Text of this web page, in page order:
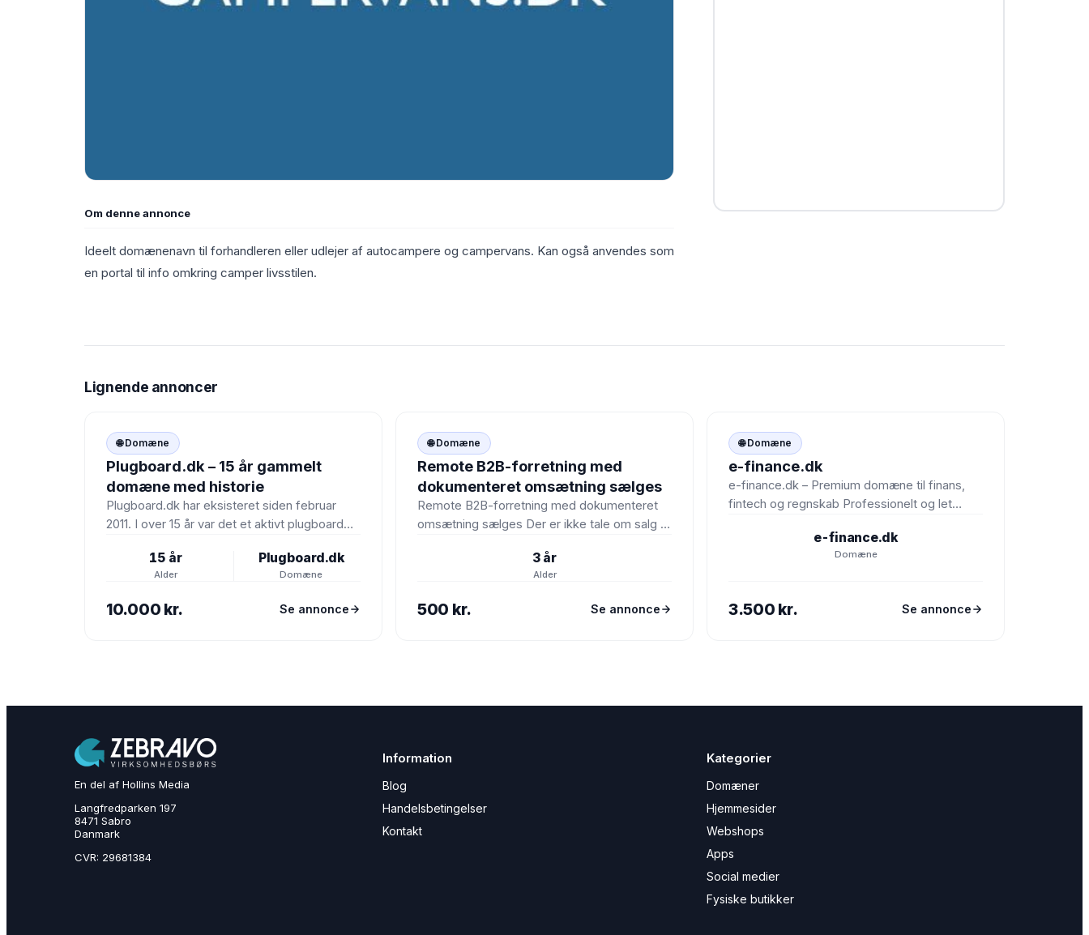
Om denne annonce
Ideelt domænenavn til forhandleren eller udlejer af autocampere og campervans. Kan også anvendes som
en portal til info omkring camper livsstilen.
Lignende annoncer
🌐 🌐 Domæne
Plugboard.dk – 15 år gammelt
domæne med historie
Plugboard.dk har eksisteret siden februar
2011. I over 15 år var det et aktivt plugboard
15 år
Alder
Plugboard.dk
Domæne
10.000 kr. Se annonce
🌐 🌐 Domæne
Remote B2B-forretning med
dokumenteret omsætning sælges
Remote B2B-forretning med dokumenteret
omsætning sælges Der er ikke tale om salg af
3 år
Alder
500 kr. Se annonce
🌐 🌐 Domæne
e-finance.dk
e-finance.dk – Premium domæne til finans,
fintech og regnskab Professionelt og let
kommerciel værdi…e-finance.dk
Domæne
3.500 kr. Se annonce
En del af Hollins Media
Langfredparken 197
8471 Sabro
Danmark
CVR: 29681384
Information
Blog
Handelsbetingelser
Kontakt
Kategorier
Domæner
Hjemmesider
Webshops
Apps
Social medier
Fysiske butikker